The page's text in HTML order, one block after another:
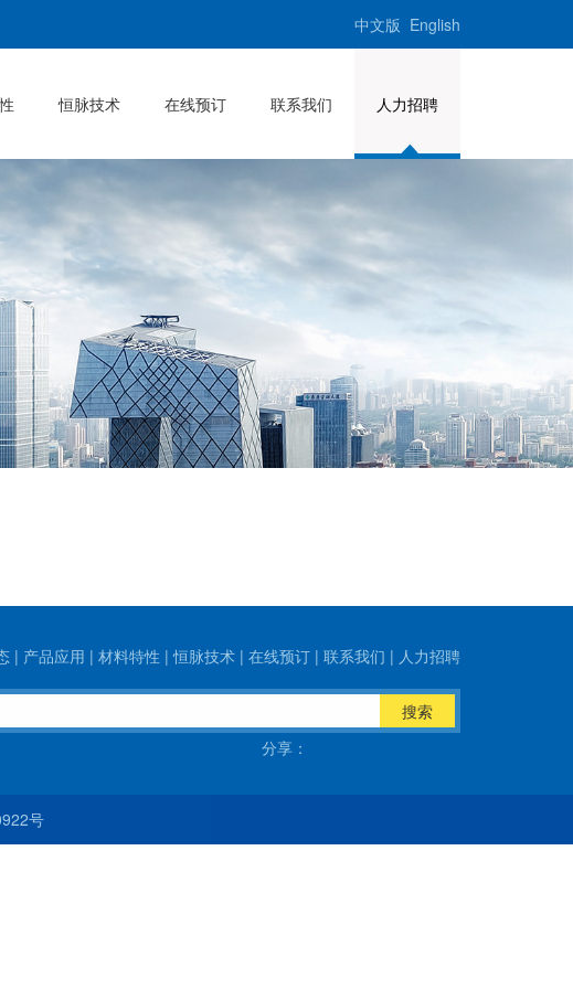
中文版 English
恒脉技术 在线预订 联系我们 人力招聘
| 产品应用 | 材料特性 |恒脉技术 | 在线预订 | 联系我们 | 人力招聘
搜索
分享：
号